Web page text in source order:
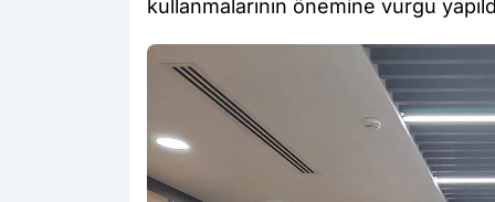
kullanmalarının önemine vurgu